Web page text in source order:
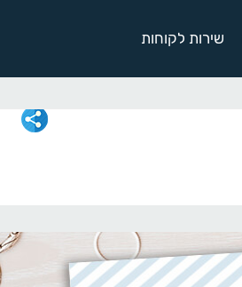
שירות לקוחות